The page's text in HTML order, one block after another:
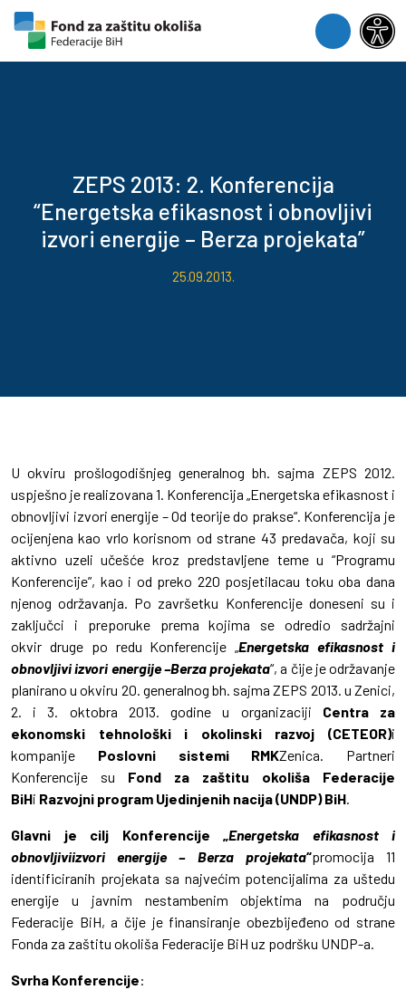
Skip to content
Skip to footer
Menu
ZEPS 2013: 2. Konferencija
“Energetska efikasnost i obnovljivi
izvori energije – Berza projekata”
25.09.2013.
U okviru prošlogodišnjeg generalnog bh. sajma ZEPS 2012.
uspješno je realizovana 1. Konferencija „Energetska efikasnost i
obnovljivi izvori energije – Od teorije do prakse“. Konferencija je
ocijenjena kao vrlo korisnom od strane 43 predavača, koji su
aktivno uzeli učešće kroz predstavljene teme u “Programu
Konferencije”, kao i od preko 220 posjetilacau toku oba dana
njenog održavanja. Po završetku Konferencije doneseni su i
zaključci i preporuke prema kojima se odredio sadržajni
okvir druge po redu Konferencije „Energetska efikasnost i
obnovljivi izvori energije –Berza projekata“, a čije je održavanje
planirano u okviru 20. generalnog bh. sajma ZEPS 2013. u Zenici,
2. i 3. oktobra 2013. godine u organizaciji Centra za
ekonomski tehnološki i okolinski razvoj (CETEOR)i
kompanije Poslovni sistemi RMKZenica. Partneri
Konferencije su Fond za zaštitu okoliša Federacije
BiHi Razvojni program Ujedinjenih nacija (UNDP) BiH.
Glavni je cilj Konferencije „Energetska efikasnost i
obnovljiviizvori energije – Berza projekata“promocija 11
identificiranih projekata sa najvećim potencijalima za uštedu
energije u javnim nestambenim objektima na području
Federacije BiH, a čije je finansiranje obezbijeđeno od strane
Fonda za zaštitu okoliša Federacije BiH uz podršku UNDP-a.
Svrha Konferencije: